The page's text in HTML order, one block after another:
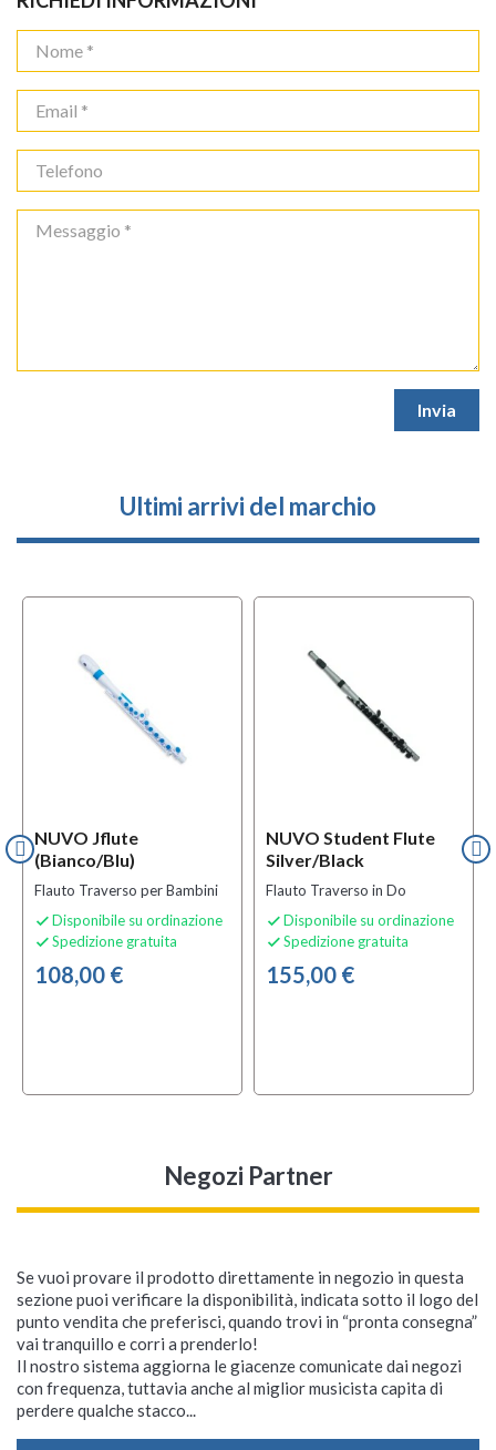
Ultimi arrivi del marchio
NUVO Jflute
(bianco/blu)
Flauto Traverso per Bambini
 Disponibile su ordinazione
 Spedizione gratuita
108,00 €
NUVO Student Flute
Silver/black
Flauto Traverso in Do
 Disponibile su ordinazione
 Spedizione gratuita
155,00 €
Negozi Partner
Se vuoi provare il prodotto direttamente in negozio in questa
sezione puoi verificare la disponibilità, indicata sotto il logo del
punto vendita che preferisci, quando trovi in “pronta consegna”
vai tranquillo e corri a prenderlo!
Il nostro sistema aggiorna le giacenze comunicate dai negozi
con frequenza, tuttavia anche al miglior musicista capita di
perdere qualche stacco...